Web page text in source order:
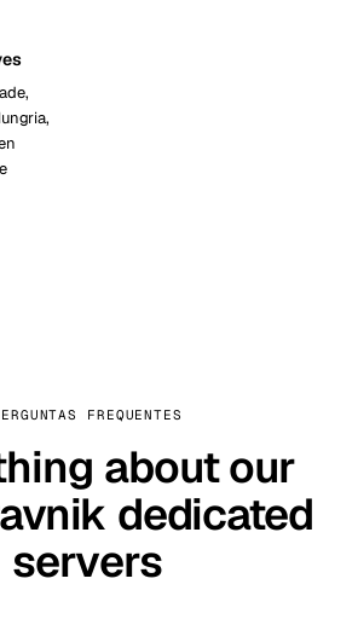
FREQUENTES
about our
dedicated
servers